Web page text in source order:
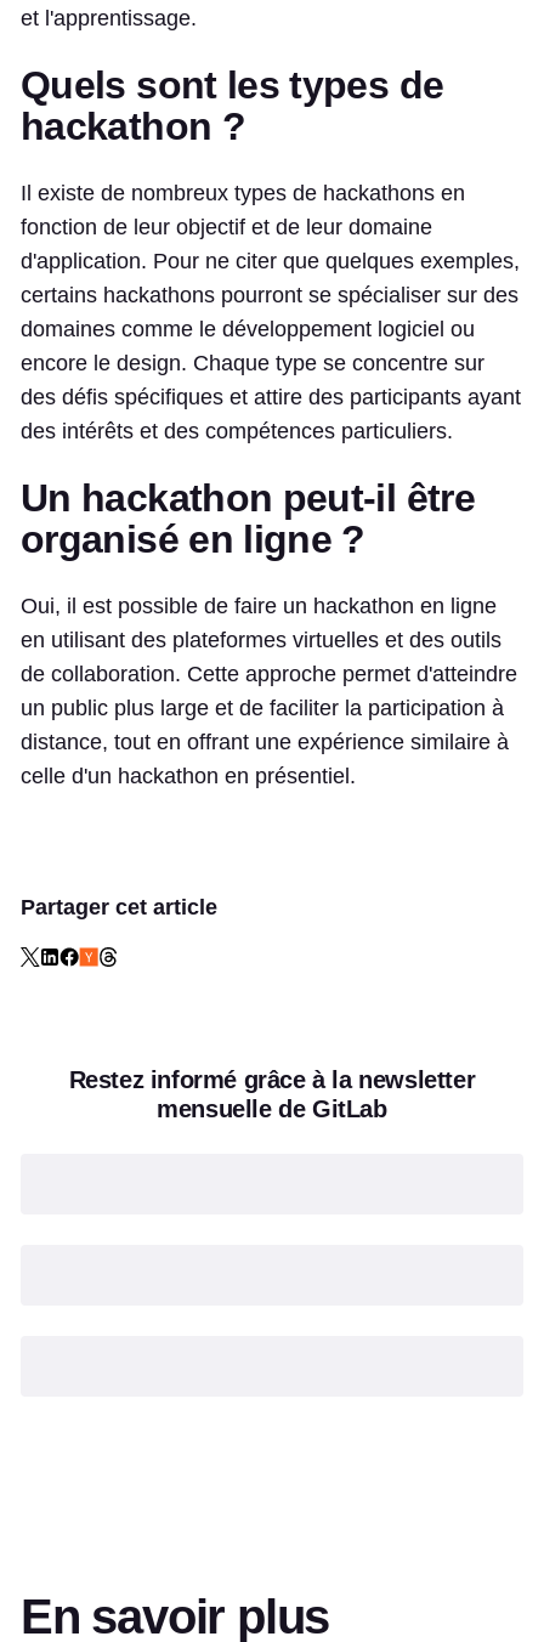
et l'apprentissage.
Quels sont les types de
hackathon ?
Il existe de nombreux types de hackathons en
fonction de leur objectif et de leur domaine
d'application. Pour ne citer que quelques exemples,
certains hackathons pourront se spécialiser sur des
domaines comme le développement logiciel ou
encore le design. Chaque type se concentre sur
des défis spécifiques et attire des participants ayant
des intérêts et des compétences particuliers.
Un hackathon peut-il être
organisé en ligne ?
Oui, il est possible de faire un hackathon en ligne
en utilisant des plateformes virtuelles et des outils
de collaboration. Cette approche permet d'atteindre
un public plus large et de faciliter la participation à
distance, tout en offrant une expérience similaire à
celle d'un hackathon en présentiel.
Partager cet article
Restez informé grâce à la newsletter
mensuelle de GitLab
En savoir plus